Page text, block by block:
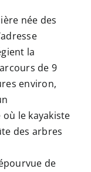
née des
la
de 9
environ,
le kayakiste
des arbres
de